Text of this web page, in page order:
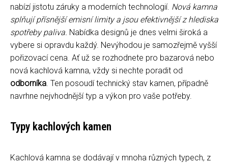
nabízí jistotu záruky a moderních technologií. Nová kamna
splňují přísnější emisní limity a jsou efektivnější z hlediska
spotřeby paliva. Nabídka designů je dnes velmi široká a
vybere si opravdu každý. Nevýhodou je samozřejmě vyšší
pořizovací cena. Ať už se rozhodnete pro bazarová nebo
nová kachlová kamna, vždy si nechte poradit od
odborníka. Ten posoudí technický stav kamen, případně
navrhne nejvhodnější typ a výkon pro vaše potřeby.
Typy kachlových kamen
Kachlová kamna se dodávají v mnoha různých typech, z